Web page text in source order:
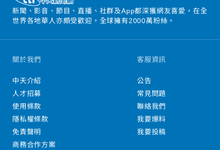
新聞、影音、節目、直播、社群及App都深獲網友喜愛，在全
世界各地華人亦頗受歡迎，全球擁有2000萬粉絲。
關於我們
中天介紹
人才招募
使用條款
隱私權條款
免責聲明
商務合作方案
客服資訊
公告
常見問題
聯絡我們
我要爆料
我要投稿